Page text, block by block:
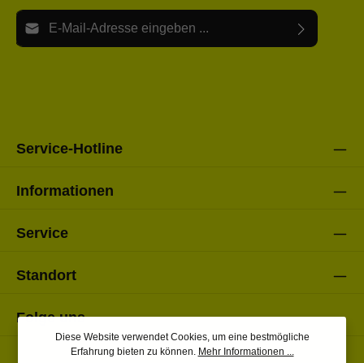
E-Mail-Adresse*
Service-Hotline
Informationen
Service
Standort
Folge uns
Diese Website verwendet Cookies, um eine bestmögliche
Erfahrung bieten zu können. Mehr Informationen ...